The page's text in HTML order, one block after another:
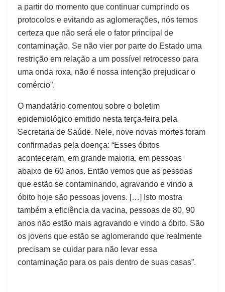
a partir do momento que continuar cumprindo os
protocolos e evitando as aglomerações, nós temos
certeza que não será ele o fator principal de
contaminação. Se não vier por parte do Estado uma
restrição em relação a um possível retrocesso para
uma onda roxa, não é nossa intenção prejudicar o
comércio”.
O mandatário comentou sobre o boletim
epidemiológico emitido nesta terça-feira pela
Secretaria de Saúde. Nele, nove novas mortes foram
confirmadas pela doença: “Esses óbitos
aconteceram, em grande maioria, em pessoas
abaixo de 60 anos. Então vemos que as pessoas
que estão se contaminando, agravando e vindo a
óbito hoje são pessoas jovens. […] Isto mostra
também a eficiência da vacina, pessoas de 80, 90
anos não estão mais agravando e vindo a óbito. São
os jovens que estão se aglomerando que realmente
precisam se cuidar para não levar essa
contaminação para os pais dentro de suas casas”.